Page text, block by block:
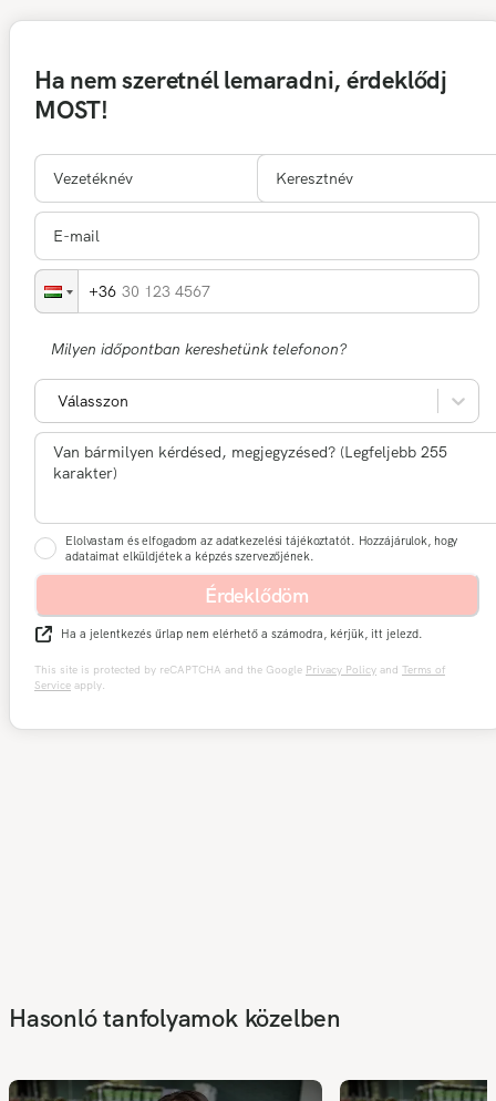
Ha nem szeretnél lemaradni, érdeklődj
MOST!
30 123 4567
Milyen időpontban kereshetünk telefonon?
Válasszon
Elolvastam és elfogadom az adatkezelési tájékoztatót. Hozzájárulok, hogy
adataimat elküldjétek a képzés szervezőjének.
Érdeklődöm
Ha a jelentkezés űrlap nem elérhető a számodra, kérjük, itt jelezd.
This site is protected by reCAPTCHA and the Google Privacy Policy and Terms of
Service apply.
Hasonló tanfolyamok közelben